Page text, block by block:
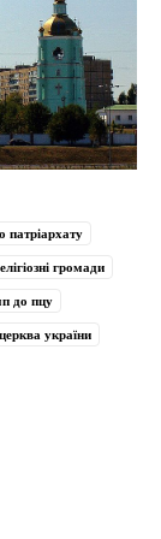
патріархату
громади
до пцу
україни